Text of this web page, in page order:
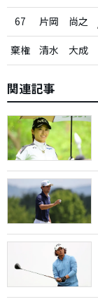
67 片岡 尚之
棄権 清水 大成
関連記事